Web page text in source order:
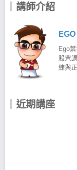
講師介紹
EGO
Ego
股票
練與
講師
近期講座